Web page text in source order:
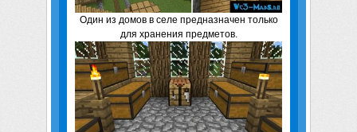
Один из домов в селе предназначен только
для хранения предметов.